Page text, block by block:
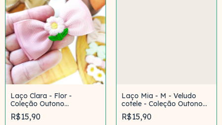
Laço Clara - Flor -
Coleção Outono
Campestre
R$15,90
Laço Mia - M - Veludo
cotele - Coleção Outono
Campestre
R$15,90